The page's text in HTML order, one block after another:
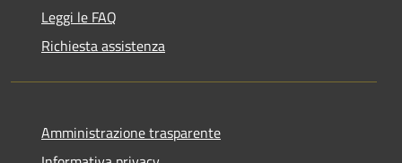
Leggi le FAQ
Richiesta assistenza
Amministrazione trasparente